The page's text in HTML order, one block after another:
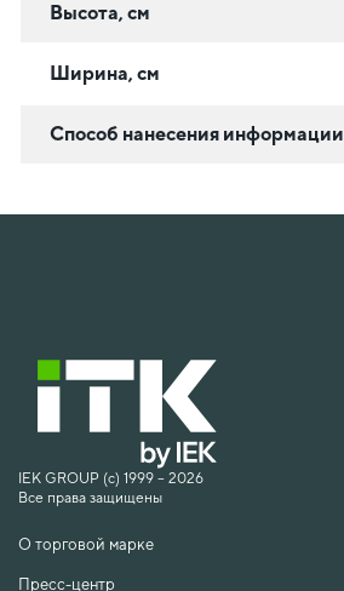
Высота, см
Ширина, см
Способ нанесения информации
IEK GROUP (c) 1999 – 2026
Все права защищены
О торговой марке
Пресс-центр